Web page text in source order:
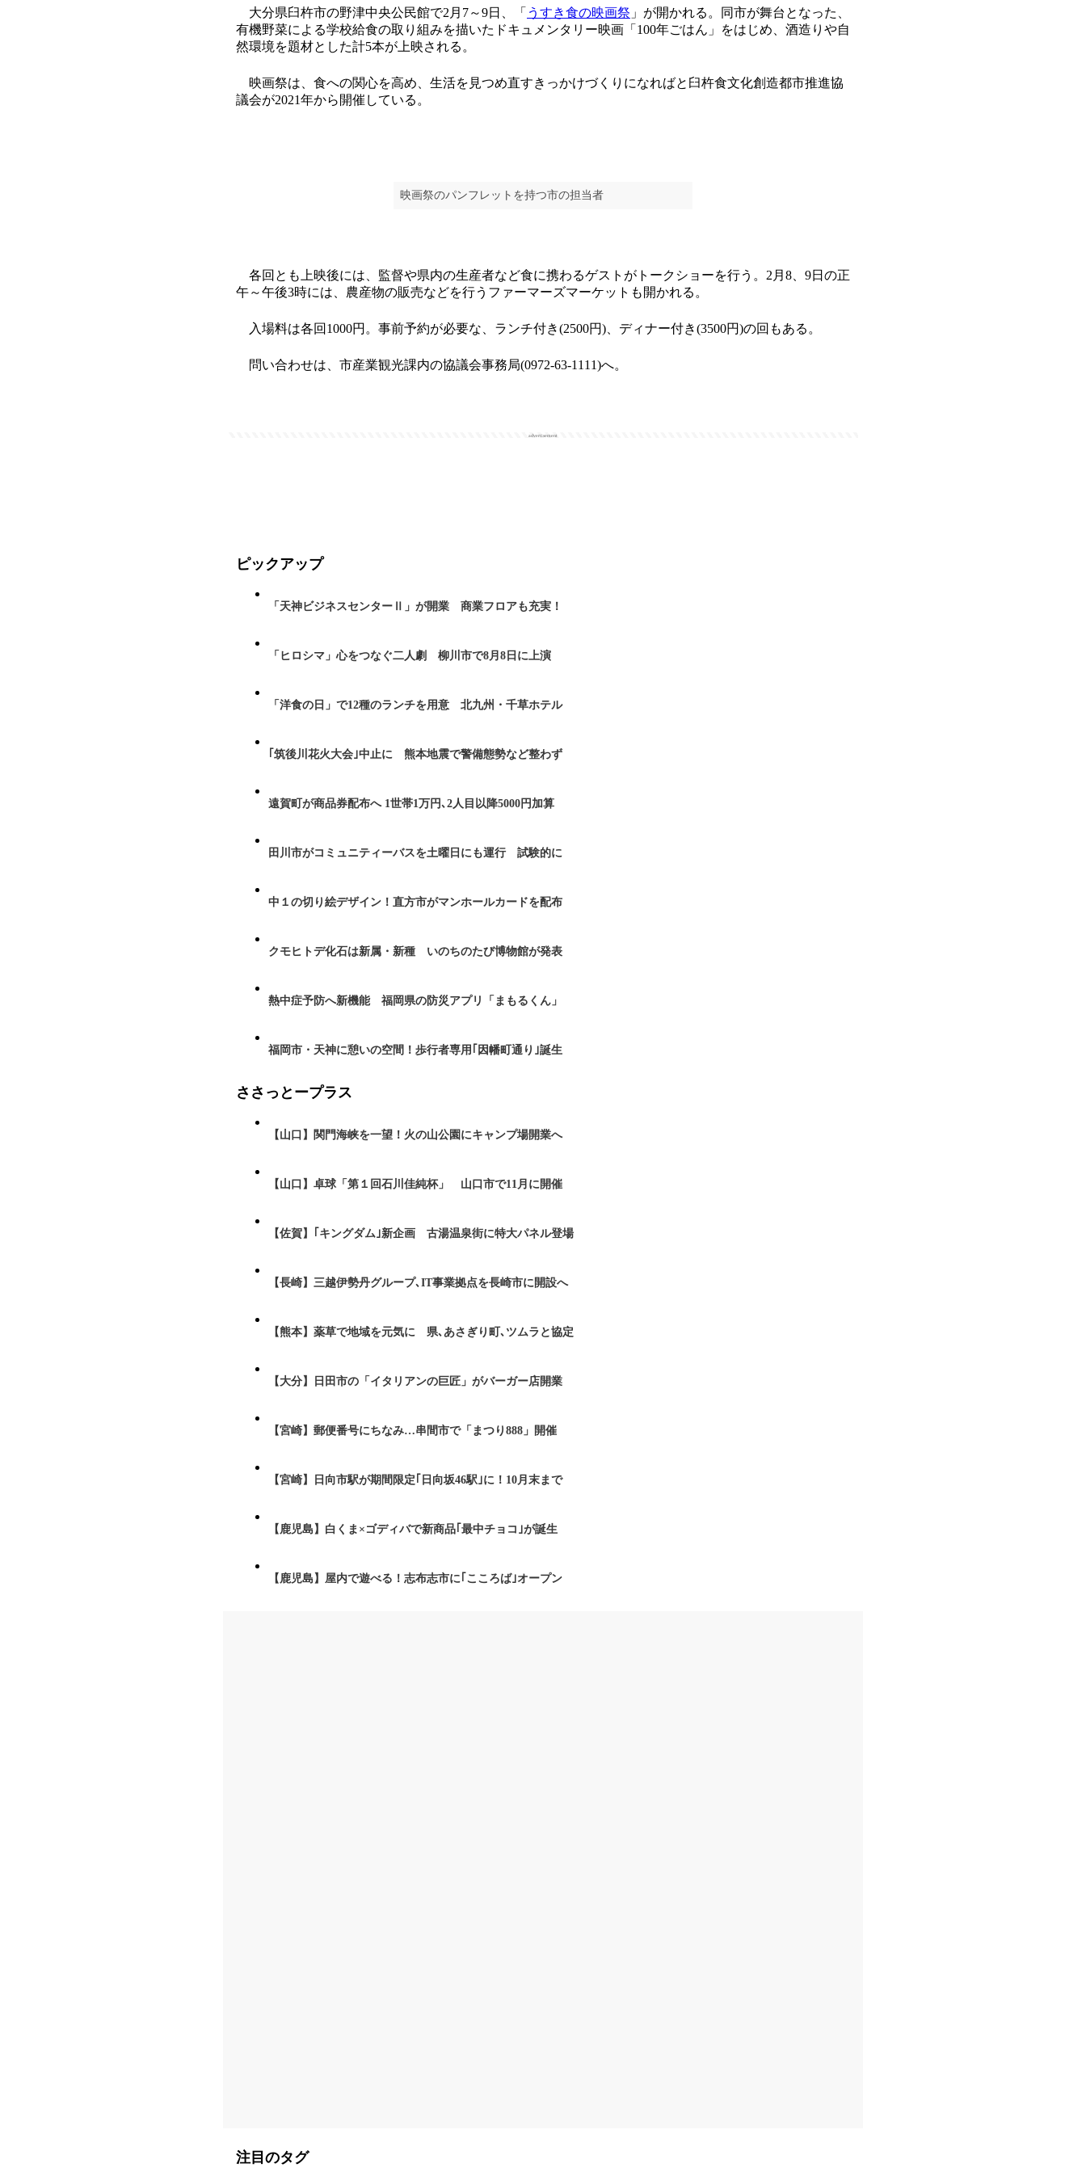
大分県臼杵市の野津中央公民館で2月7～9日、「 うすき食の映画祭 」が開かれる。同市が舞台となった、
有機野菜による学校給食の取り組みを描いたドキュメンタリー映画「100年ごはん」をはじめ、酒造りや自
然環境を題材とした計5本が上映される。
映画祭は、食への関心を高め、生活を見つめ直すきっかけづくりになればと臼杵食文化創造都市推進協
議会が2021年から開催している。
映画祭のパンフレットを持つ市の担当者
各回とも上映後には、監督や県内の生産者など食に携わるゲストがトークショーを行う。2月8、9日の正
午～午後3時には、農産物の販売などを行うファーマーズマーケットも開かれる。
入場料は各回1000円。事前予約が必要な、ランチ付き(2500円)、ディナー付き(3500円)の回もある。
問い合わせは、市産業観光課内の協議会事務局(0972-63-1111)へ。
advertisement
ピックアップ
「天神ビジネスセンターⅡ」が開業 商業フロアも充実！
「ヒロシマ」心をつなぐ二人劇 柳川市で8月8日に上演
「洋食の日」で12種のランチを用意 北九州・千草ホテル
｢筑後川花火大会｣中止に 熊本地震で警備態勢など整わず
遠賀町が商品券配布へ 1世帯1万円､2人目以降5000円加算
田川市がコミュニティーバスを土曜日にも運行 試験的に
中１の切り絵デザイン！直方市がマンホールカードを配布
クモヒトデ化石は新属・新種 いのちのたび博物館が発表
熱中症予防へ新機能 福岡県の防災アプリ「まもるくん」
福岡市・天神に憩いの空間！歩行者専用｢因幡町通り｣誕生
ささっとープラス
【山口】関門海峡を一望！火の山公園にキャンプ場開業へ
【山口】卓球「第１回石川佳純杯」 山口市で11月に開催
【佐賀】｢キングダム｣新企画 古湯温泉街に特大パネル登場
【長崎】三越伊勢丹グループ､IT事業拠点を長崎市に開設へ
【熊本】薬草で地域を元気に 県､あさぎり町､ツムラと協定
【大分】日田市の「イタリアンの巨匠」がバーガー店開業
【宮崎】郵便番号にちなみ…串間市で「まつり888」開催
【宮崎】日向市駅が期間限定｢日向坂46駅｣に！10月末まで
【鹿児島】白くま×ゴディバで新商品｢最中チョコ｣が誕生
【鹿児島】屋内で遊べる！志布志市に｢こころば｣オープン
注目のタグ